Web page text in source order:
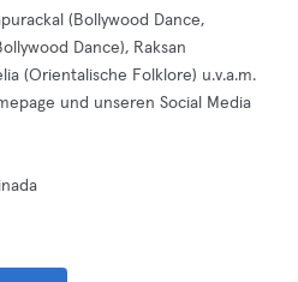
(Bollywood Dance,
Dance), Raksan
(Orientalische Folklore) u.v.a.m.
und unseren Social Media